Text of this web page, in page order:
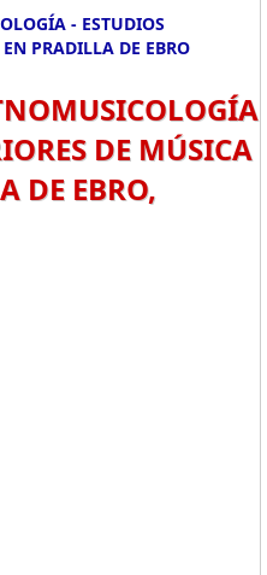
- ESTUDIOS
PRADILLA DE EBRO
DE MÚSICA
DE EBRO,